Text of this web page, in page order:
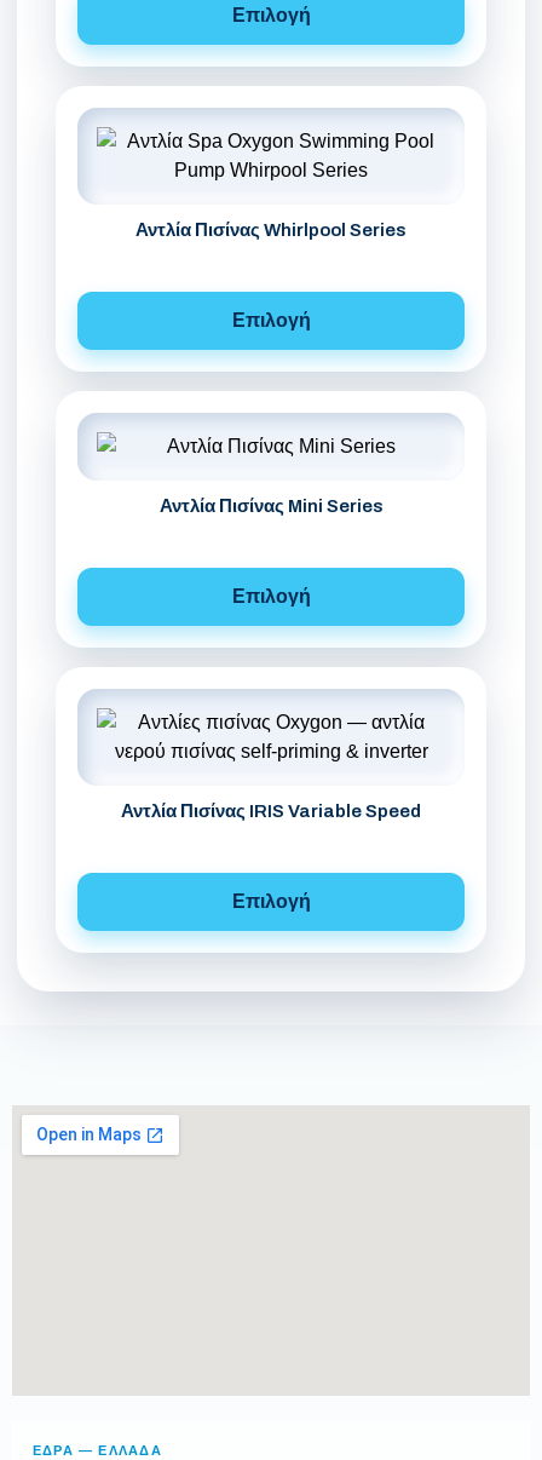
Επιλογή
Αντλία Πισίνας Whirlpool Series
Επιλογή
Αντλία Πισίνας Mini Series
Επιλογή
Αντλία Πισίνας IRIS Variable Speed
Επιλογή
ΈΔΡΑ — ΕΛΛΆΔΑ